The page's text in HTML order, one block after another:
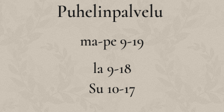
Puhelinpalvelu
ma-pe 9-19
la 9-18
Su 10-17